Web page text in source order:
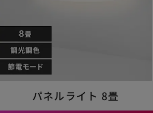
パネルライト 8畳